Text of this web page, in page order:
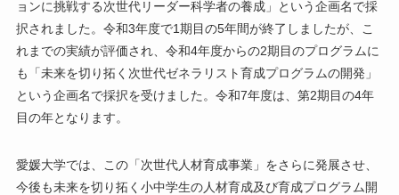
ョンに挑戦する次世代リーダー科学者の養成」という企画名で採
択されました。令和3年度で1期目の5年間が終了しましたが、こ
れまでの実績が評価され、令和4年度からの2期目のプログラムに
も「未来を切り拓く次世代ゼネラリスト育成プログラムの開発」
という企画名で採択を受けました。令和7年度は、第2期目の4年
目の年となります。
愛媛大学では、この「次世代人材育成事業」をさらに発展させ、
今後も未来を切り拓く小中学生の人材育成及び育成プログラム開